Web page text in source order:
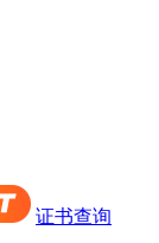
证书查询